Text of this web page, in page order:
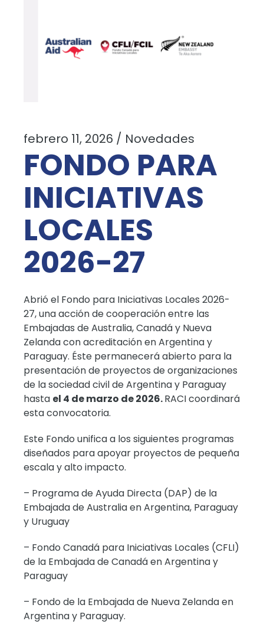
febrero 11, 2026 Novedades
FONDO PARA
INICIATIVAS
LOCALES
2026-27
Abrió el Fondo para Iniciativas Locales 2026-
27, una acción de cooperación entre las
Embajadas de Australia, Canadá y Nueva
Zelanda con acreditación en Argentina y
Paraguay. Éste permanecerá abierto para la
presentación de proyectos de organizaciones
de la sociedad civil de Argentina y Paraguay
hasta el 4 de marzo de 2026.RACI coordinará
esta convocatoria.
Este Fondo unifica a los siguientes programas
diseñados para apoyar proyectos de pequeña
escala y alto impacto.
– Programa de Ayuda Directa (DAP) de la
Embajada de Australia en Argentina, Paraguay
y Uruguay
– Fondo Canadá para Iniciativas Locales (CFLI)
de la Embajada de Canadá en Argentina y
Paraguay
– Fondo de la Embajada de Nueva Zelanda en
Argentina y Paraguay.